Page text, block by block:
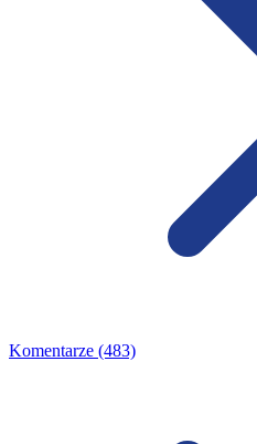
Komentarze (483)